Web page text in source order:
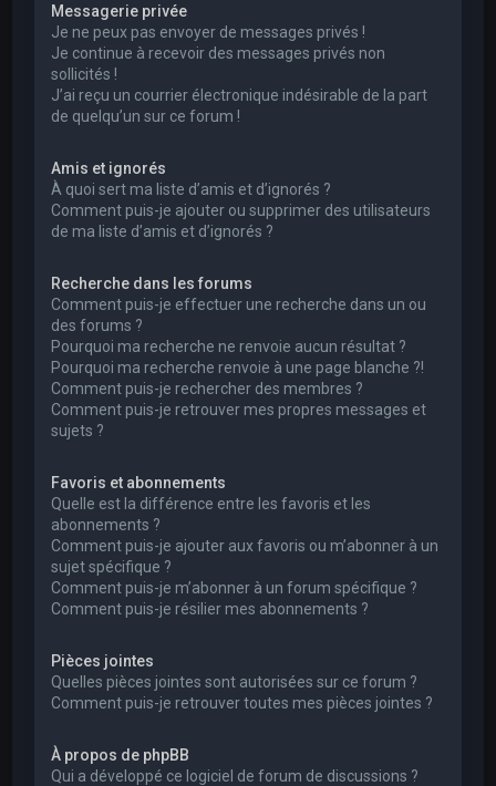
Messagerie privée
Je ne peux pas envoyer de messages privés !
Je continue à recevoir des messages privés non
sollicités !
J’ai reçu un courrier électronique indésirable de la part
de quelqu’un sur ce forum !
Amis et ignorés
À quoi sert ma liste d’amis et d’ignorés ?
Comment puis-je ajouter ou supprimer des utilisateurs
de ma liste d’amis et d’ignorés ?
Recherche dans les forums
Comment puis-je effectuer une recherche dans un ou
des forums ?
Pourquoi ma recherche ne renvoie aucun résultat ?
Pourquoi ma recherche renvoie à une page blanche ?!
Comment puis-je rechercher des membres ?
Comment puis-je retrouver mes propres messages et
sujets ?
Favoris et abonnements
Quelle est la différence entre les favoris et les
abonnements ?
Comment puis-je ajouter aux favoris ou m’abonner à un
sujet spécifique ?
Comment puis-je m’abonner à un forum spécifique ?
Comment puis-je résilier mes abonnements ?
Pièces jointes
Quelles pièces jointes sont autorisées sur ce forum ?
Comment puis-je retrouver toutes mes pièces jointes ?
À propos de phpBB
Qui a développé ce logiciel de forum de discussions ?